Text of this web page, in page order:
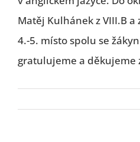
Matěj Kulhánek z VIII.B a
4.-5. místo spolu se
gratulujeme a děkujeme